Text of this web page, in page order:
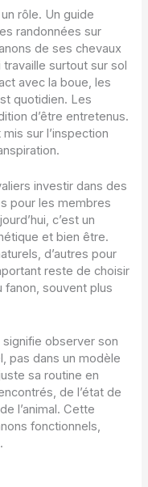
rôle. Un guide
randonnées sur
de ses chevaux
surtout sur sol
avec la boue, les
quotidien. Les
d’être entretenus.
sur l’inspection
investir dans des
pour les membres
c’est un
et bien être.
d’autres pour
reste de choisir
souvent plus
signifie observer son
pas dans un modèle
sa routine en
de l’état de
l’animal. Cette
fonctionnels,